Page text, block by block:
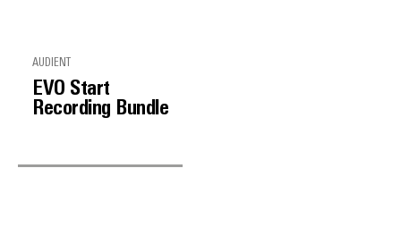
AUDIENT
EVO Start
Recording Bundle